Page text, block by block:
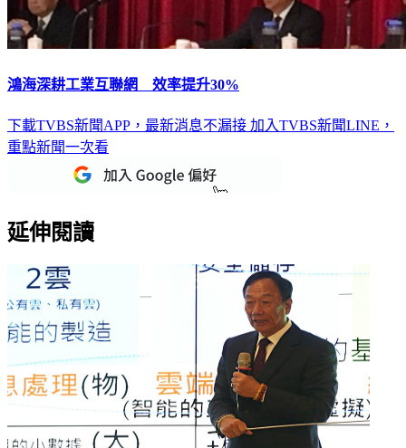
鴻海深耕工業互聯網 效率提升30%
下載TVBS新聞APP，最新消息不漏接 加入TVBS新聞LINE，
重點新聞一次看
延伸閱讀